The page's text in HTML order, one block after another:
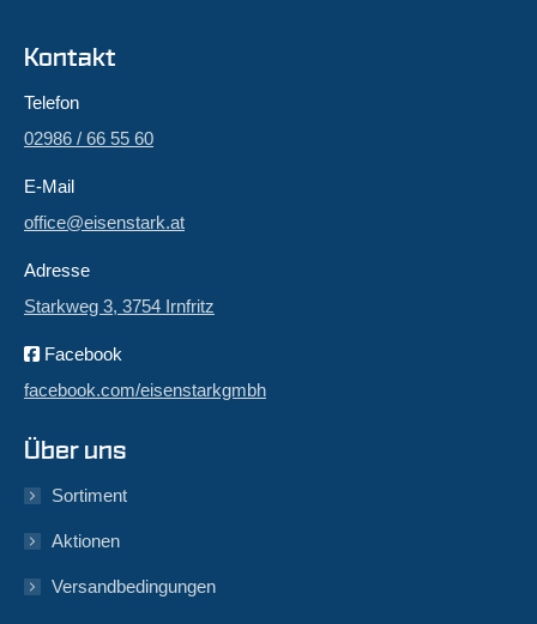
Kontakt
Telefon
02986 / 66 55 60
E-Mail
office@eisenstark.at
Adresse
Starkweg 3, 3754 Irnfritz
Facebook
facebook.com/eisenstarkgmbh
Über uns
Sortiment
Aktionen
Versandbedingungen